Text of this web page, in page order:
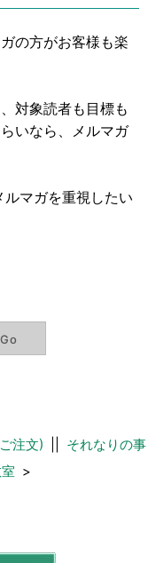
の方がお客様も楽
対象読者も目標も
いなら、メルマガ
マガを重視したい
注文)
それなりの事
>